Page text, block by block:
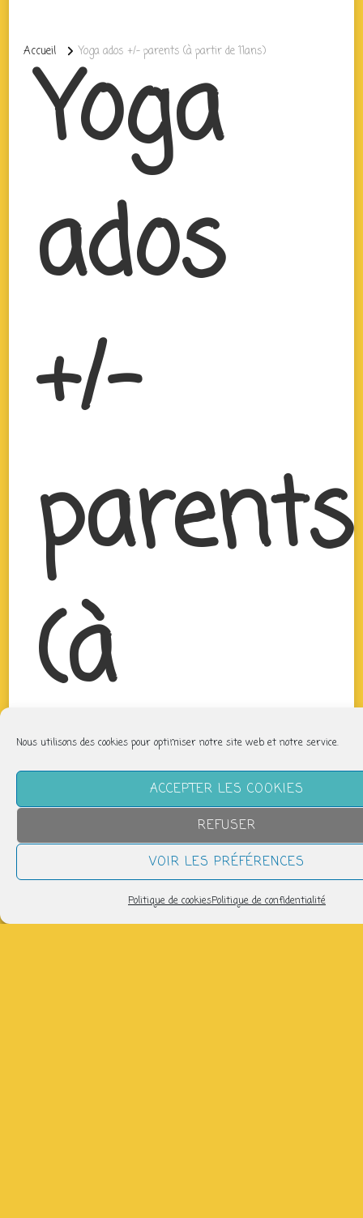
Nous utilisons des cookies pour optimiser notre site web et notre service.
ACCEPTER LES COOKIES
REFUSER
VOIR LES PRÉFÉRENCES
Politique de cookiesPolitique de confidentialité
Accueil Yoga ados +/- parents (à partir de 11ans)
Yoga
ados
+/-
parents
(à
partir
de